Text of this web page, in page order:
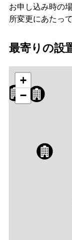
お申し込み時の
所変更にあたっ
最寄りの設
+
−